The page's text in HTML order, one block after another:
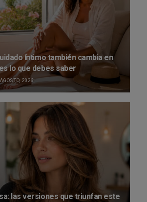
íntimo también cambia en
lo que debes saber
2026
las versiones que triunfan este